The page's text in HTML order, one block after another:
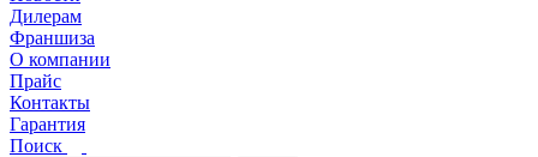
Дилерам
Франшиза
О компании
Прайс
Контакты
Гарантия
Поиск